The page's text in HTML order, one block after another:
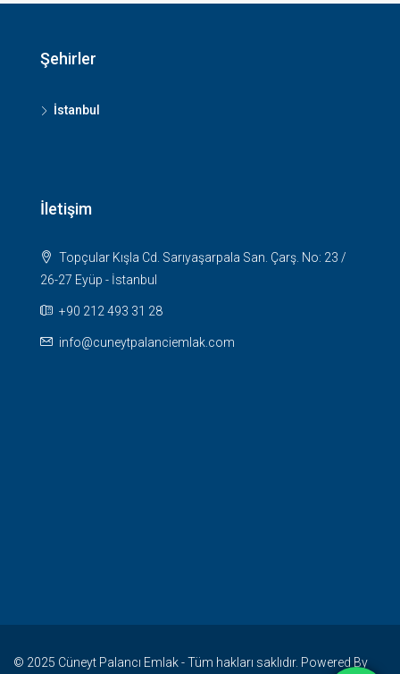
Şehirler
İstanbul
İletişim
Topçular Kışla Cd. Sarıyaşarpala San. Çarş. No: 23 /
26-27 Eyüp - İstanbul
+90 212 493 31 28
info@cuneytpalanciemlak.com
© 2025 Cüneyt Palancı Emlak - Tüm hakları saklıdır. Powered By